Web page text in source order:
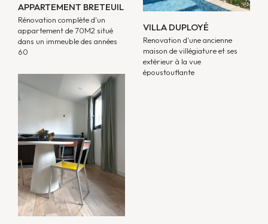
APPARTEMENT BRETEUIL
Rénovation complète d'un
appartement de 70M2 situé
dans un immeuble des années
60
VILLA DUPLOYÉ
Renovation d'une ancienne
maison de villégiature et ses
extérieur à la vue
époustouflante